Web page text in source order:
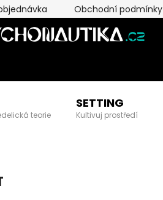
Obchodní podmínky
teorie
SETTING
Kultivuj prostředí